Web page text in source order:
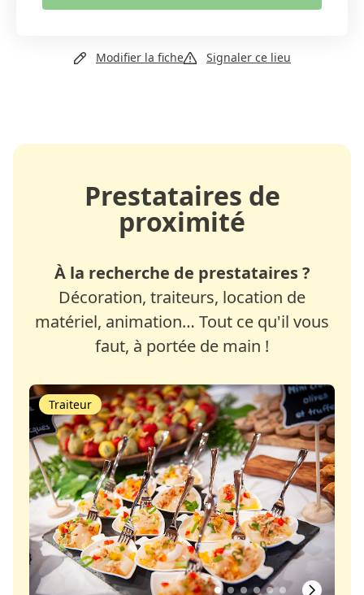
Email
Modifier la fiche Signaler ce lieu
Prestataires de
proximité
À la recherche de prestataires ?
Décoration, traiteurs, location de
matériel, animation… Tout ce qu'il vous
faut, à portée de main !
Traiteur